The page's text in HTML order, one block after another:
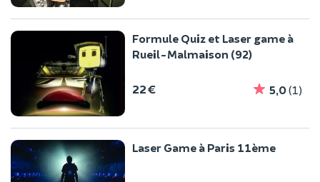
Formule Quiz et Laser game à
Rueil-Malmaison (92)
22 € 5,0(1)
Laser Game à Paris 11ème